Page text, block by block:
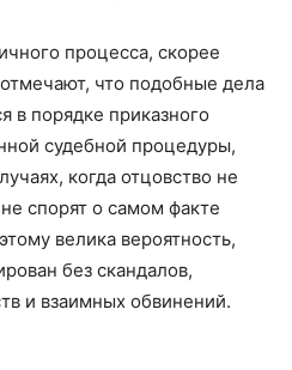
процесса, скорее
что подобные дела
в порядке приказного
судебной процедуры,
когда отцовство не
спорят о самом факте
велика вероятность,
без скандалов,
и взаимных обвинений.